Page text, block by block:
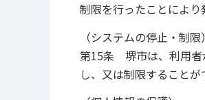
制限を行ったことにより
（システムの停止・制限）
第15条 堺市は、利用者
し、又は制限することが